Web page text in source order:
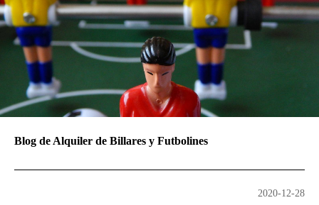
Blog de Alquiler de Billares y Futbolines
2020-12-28